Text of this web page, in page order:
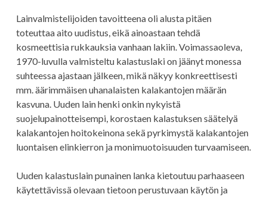
Lainvalmistelijoiden tavoitteena oli alusta pitäen
toteuttaa aito uudistus, eikä ainoastaan tehdä
kosmeettisia rukkauksia vanhaan lakiin. Voimassaoleva,
1970-luvulla valmisteltu kalastuslaki on jäänyt monessa
suhteessa ajastaan jälkeen, mikä näkyy konkreettisesti
mm. äärimmäisen uhanalaisten kalakantojen määrän
kasvuna. Uuden lain henki onkin nykyistä
suojelupainotteisempi, korostaen kalastuksen säätelyä
kalakantojen hoitokeinona sekä pyrkimystä kalakantojen
luontaisen elinkierron ja monimuotoisuuden turvaamiseen.
Uuden kalastuslain punainen lanka kietoutuu parhaaseen
käytettävissä olevaan tietoon perustuvaan käytön ja